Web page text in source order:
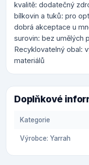
kvalitě: dodatečný
bílkovin a tuků: pro
dobrá akceptace u
surovin: bez umělých
Recyklovatelný obal:
materiálů
Doplňkové
Kategorie
Výrobce: Yarrah